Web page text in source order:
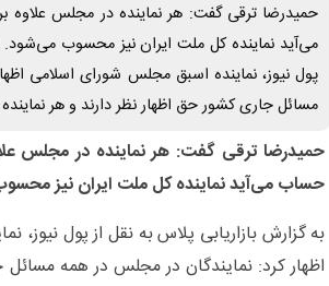
حمیدرضا ترقی گفت: هر نماینده در مجلس علاوه
می‌آید نماینده کل ملت ایران نیز محسوب می‌شود.
پول نیوز، نماینده اسبق مجلس شورای اسلامی
مسائل جاری کشور حق اظهار نظر دارند و هر نماینده
حمیدرضا ترقی گفت: هر نماینده در مجلس
حساب می‌آید نماینده کل ملت ایران نیز
به گزارش بازاریابی پلاس به نقل از پول
اظهار کرد: نمایندگان در مجلس در همه